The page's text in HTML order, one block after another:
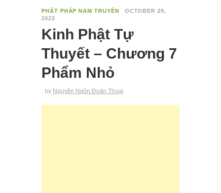
PHẬT PHÁP NAM TRUYỀN
OCTOBER 29,
2022
Kinh Phật Tự
Thuyết – Chương 7
Phẩm Nhỏ
by Nguyên Ngôn Đoàn Thoại